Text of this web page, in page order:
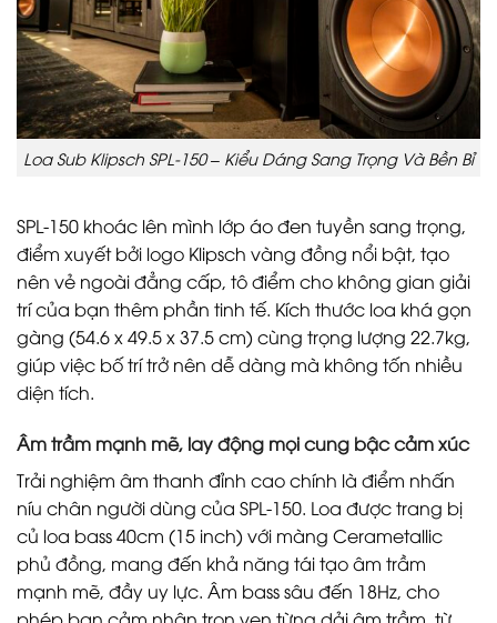
Loa Sub Klipsch SPL-150 – Kiểu Dáng Sang Trọng Và Bền Bỉ
SPL-150 khoác lên mình lớp áo đen tuyền sang trọng,
điểm xuyết bởi logo Klipsch vàng đồng nổi bật, tạo
nên vẻ ngoài đẳng cấp, tô điểm cho không gian giải
trí của bạn thêm phần tinh tế. Kích thước loa khá gọn
gàng (54.6 x 49.5 x 37.5 cm) cùng trọng lượng 22.7kg,
giúp việc bố trí trở nên dễ dàng mà không tốn nhiều
diện tích.
Âm trầm mạnh mẽ, lay động mọi cung bậc cảm xúc
Trải nghiệm âm thanh đỉnh cao chính là điểm nhấn
níu chân người dùng của SPL-150. Loa được trang bị
củ loa bass 40cm (15 inch) với màng Cerametallic
phủ đồng, mang đến khả năng tái tạo âm trầm
mạnh mẽ, đầy uy lực. Âm bass sâu đến 18Hz, cho